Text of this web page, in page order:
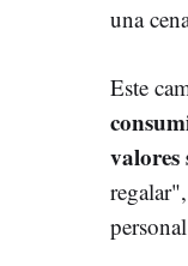
una
Este
valores